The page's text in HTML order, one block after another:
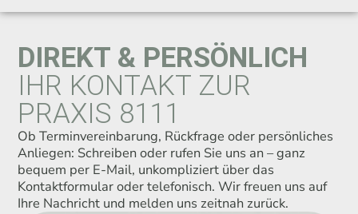
DIREKT & PERSÖNLICH
IHR KONTAKT ZUR
PRAXIS 8111
Ob Terminvereinbarung, Rückfrage oder persönliches
Anliegen: Schreiben oder rufen Sie uns an – ganz
bequem per E-Mail, unkompliziert über das
Kontaktformular oder telefonisch. Wir freuen uns auf
Ihre Nachricht und melden uns zeitnah zurück.